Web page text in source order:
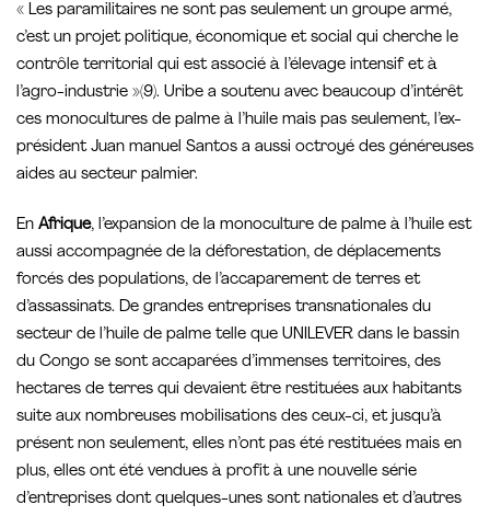
« Les paramilitaires ne sont pas seulement un groupe armé,
c’est un projet politique, économique et social qui cherche le
contrôle territorial qui est associé à l’élevage intensif et à
l’agro-industrie »(9). Uribe a soutenu avec beaucoup d’intérêt
ces monocultures de palme à l’huile mais pas seulement, l’ex-
président Juan manuel Santos a aussi octroyé des généreuses
aides au secteur palmier.
En Afrique, l’expansion de la monoculture de palme à l’huile est
aussi accompagnée de la déforestation, de déplacements
forcés des populations, de l’accaparement de terres et
d’assassinats. De grandes entreprises transnationales du
secteur de l’huile de palme telle que UNILEVER dans le bassin
du Congo se sont accaparées d’immenses territoires, des
hectares de terres qui devaient être restituées aux habitants
suite aux nombreuses mobilisations des ceux-ci, et jusqu’à
présent non seulement, elles n’ont pas été restituées mais en
plus, elles ont été vendues à profit à une nouvelle série
d’entreprises dont quelques-unes sont nationales et d’autres